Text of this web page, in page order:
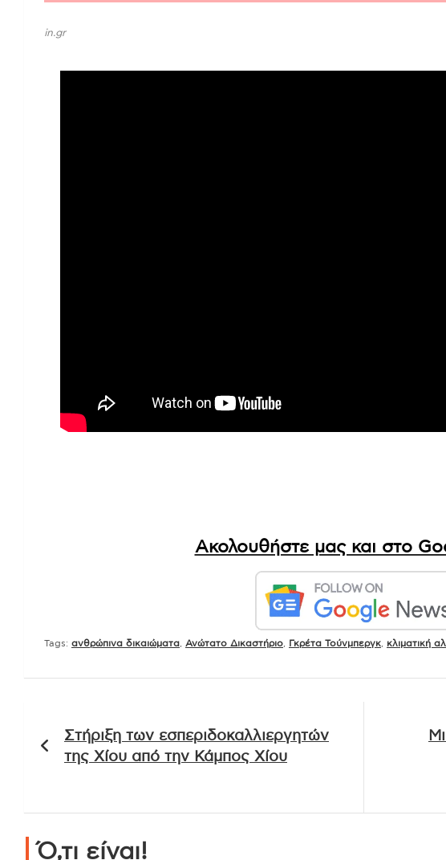
in.gr
Ακολουθήστε μας και στο
Tags: ανθρώπινα δικαιώματα Ανώτατο Δικαστήριο Γκρέτα Τούνμπεργκ κλιματική
άρθρων
Στήριξη των εσπεριδοκαλλιεργητών
της Χίου από την Κάμπος Χίου
Ό,τι είναι!